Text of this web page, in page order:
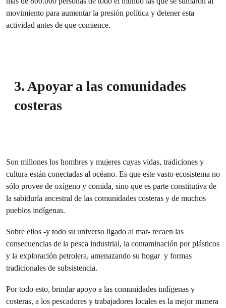
movimiento para aumentar la presión política y detener esta
actividad antes de que comience.
3. Apoyar a las comunidades
costeras
Son millones los hombres y mujeres cuyas vidas, tradiciones y
cultura están conectadas al océano. Es que este vasto ecosistema no
sólo provee de oxígeno y comida, sino que es parte constitutiva de
la sabiduría ancestral de las comunidades costeras y de muchos
pueblos indígenas.
Sobre ellos -y todo su universo ligado al mar- recaen las
consecuencias de la pesca industrial, la contaminación por plásticos
y la exploración petrolera, amenazando su hogar y formas
tradicionales de subsistencia.
Por todo esto, brindar apoyo a las comunidades indígenas y
costeras, a los pescadores y trabajadores locales es la mejor manera